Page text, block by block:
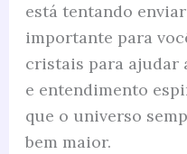
está tentando
importante para
cristais para ajudar
e entendimento
que o universo
bem maior.